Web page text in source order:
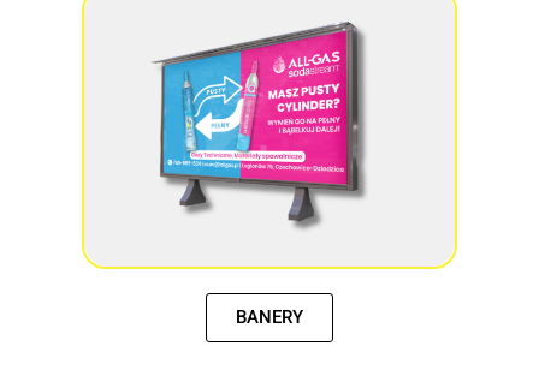
BANERY